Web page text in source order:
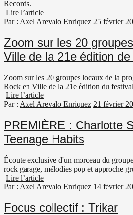
Records.
Lire l’article
Par : Axel Arevalo Enriquez 25 février
Zoom sur les 20
Ville de la 21e édition
Zoom sur les 20 groupes locaux de la
Rock en Ville de la 21e édition du
Lire l’article
Par : Axel Arevalo Enriquez 21 février
PREMIÈRE : Charlotte
Teenage Habits
Écoute exclusive d'un morceau du
rock garage, mélodies pop et approche
Lire l’article
Par : Axel Arevalo Enriquez 14 février
Focus collectif : Trikar